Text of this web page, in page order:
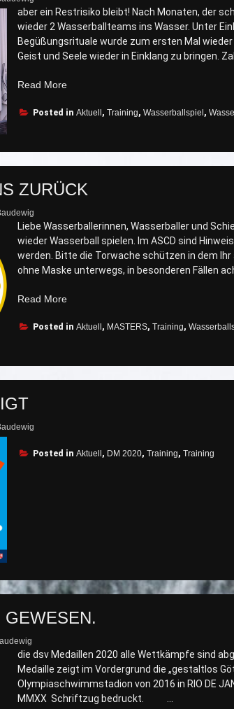
aber ein Restrisiko bleibt! Nach Monaten, der
wieder 2 Wasserballteams ins Wasser. Unter
Begüßungsrituale wurde zum ersten Mal wieder
Geist und Seele wieder in Einklang zu bringen.
Read More„Hat
gemacht
Posted in Aktuell, Training, Wasserballspiel,
ZURÜCK
Liebe Wasserballerinnen, Wasserballer und
wieder Wasserball spielen. Im ASCD sind
werden. Bitte die Torwache schützen in dem
ohne Maske unterwegs, in besonderen Fällen
Read More„Wir
uns
Posted in Aktuell, MASTERS, Training,
Posted in Aktuell, DM 2020, Training, Training
GEWESEN.
die dsv Medaillen 2020 alle Wettkämpfe sind
Medaille zeigt im Vordergrund die „gestaltlos
Olympiaschwimmstadion von 2016 in RIO DE
MMXX Schriftzug bedruckt. …